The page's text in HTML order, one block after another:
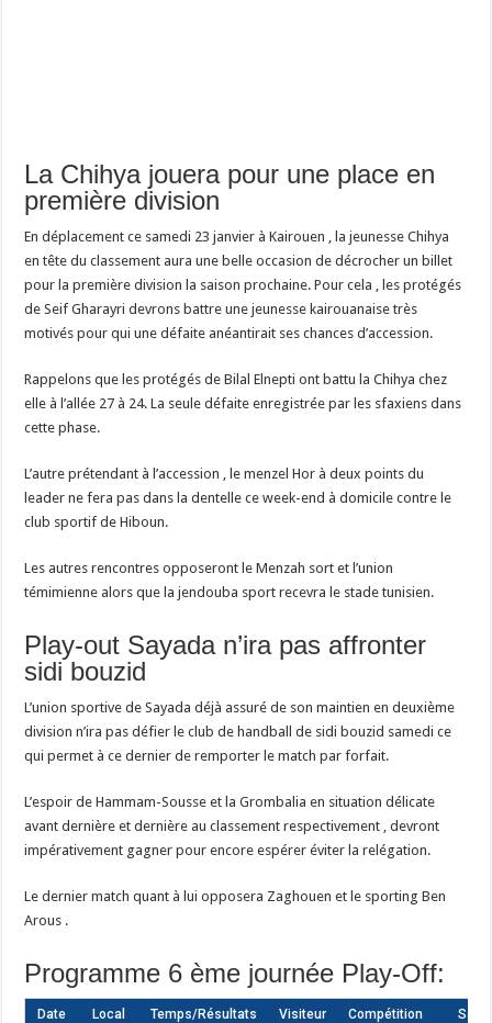
La Chihya jouera pour une place en
première division
En déplacement ce samedi 23 janvier à Kairouen , la jeunesse Chihya
en tête du classement aura une belle occasion de décrocher un billet
pour la première division la saison prochaine. Pour cela , les protégés
de Seif Gharayri devrons battre une jeunesse kairouanaise très
motivés pour qui une défaite anéantirait ses chances d’accession.
Rappelons que les protégés de Bilal Elnepti ont battu la Chihya chez
elle à l’allée 27 à 24. La seule défaite enregistrée par les sfaxiens dans
cette phase.
L’autre prétendant à l’accession , le menzel Hor à deux points du
leader ne fera pas dans la dentelle ce week-end à domicile contre le
club sportif de Hiboun.
Les autres rencontres opposeront le Menzah sort et l’union
témimienne alors que la jendouba sport recevra le stade tunisien.
Play-out Sayada n’ira pas affronter
sidi bouzid
L’union sportive de Sayada déjà assuré de son maintien en deuxième
division n’ira pas défier le club de handball de sidi bouzid samedi ce
qui permet à ce dernier de remporter le match par forfait.
L’espoir de Hammam-Sousse et la Grombalia en situation délicate
avant dernière et dernière au classement respectivement , devront
impérativement gagner pour encore espérer éviter la relégation.
Le dernier match quant à lui opposera Zaghouen et le sporting Ben
Arous .
Programme 6 ème journée Play-Off:
Date Local Temps/Résultats Visiteur Compétition